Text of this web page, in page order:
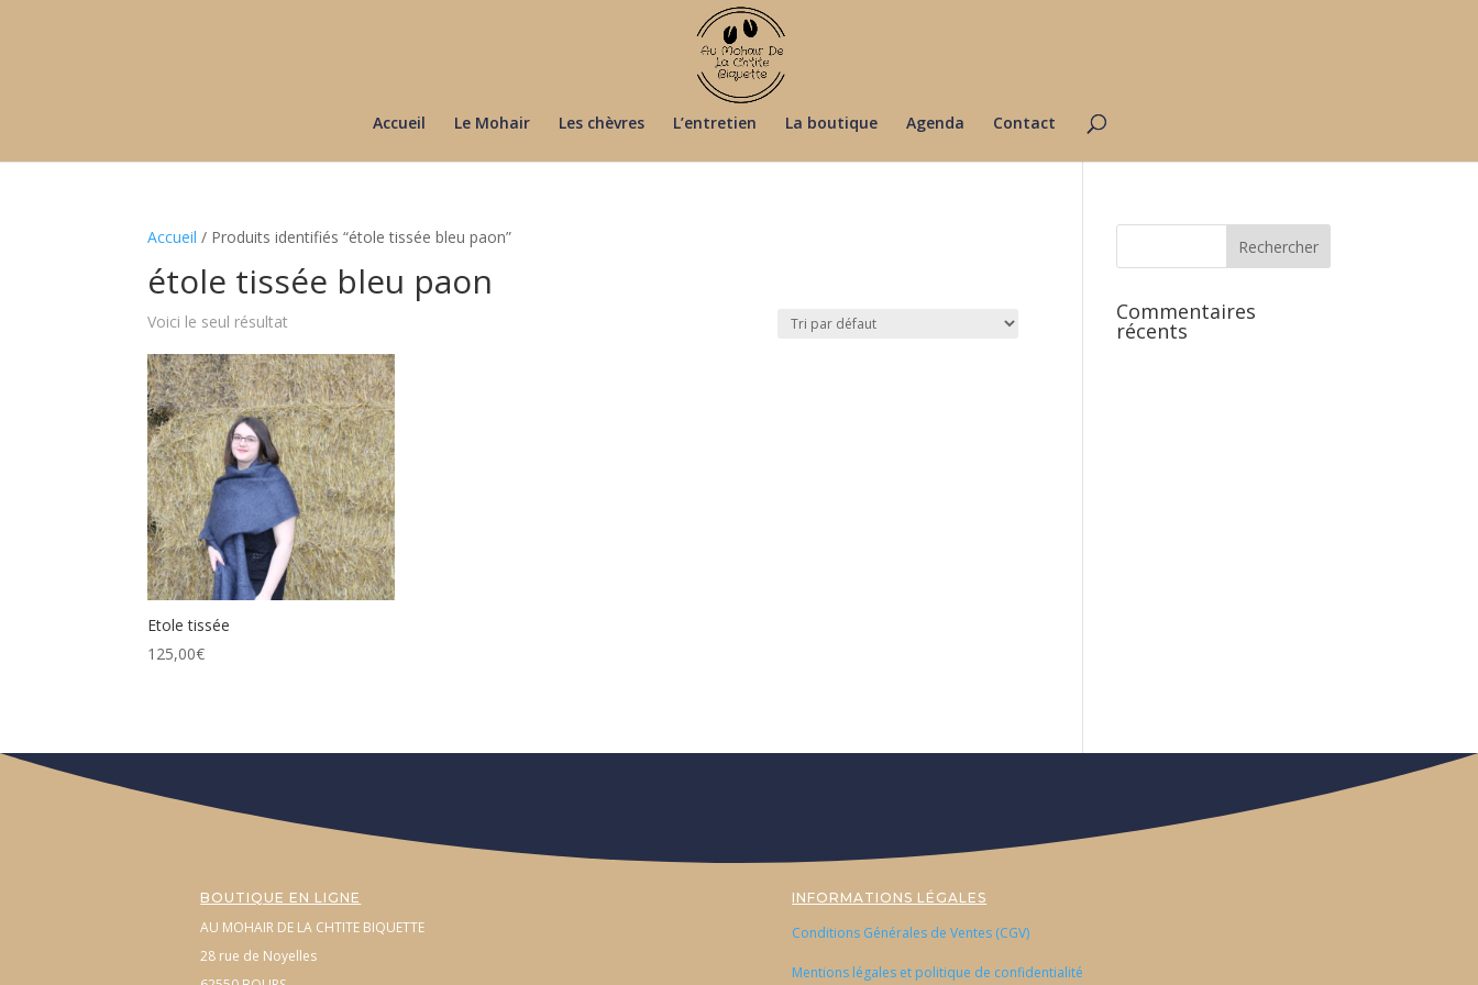
Accueil Le Mohair Les chèvres L’entretien La boutique Agenda Contact
Accueil / Produits identifiés “étole tissée bleu paon”
étole tissée bleu paon
Voici le seul résultat
Etole tissée
125,00€
Commentaires
récents
BOUTIQUE EN LIGNE
AU MOHAIR DE LA CHTITE BIQUETTE
28 rue de Noyelles
INFORMATIONS LÉGALES
Conditions Générales de Ventes (CGV)
Mentions légales et politique de confidentialité